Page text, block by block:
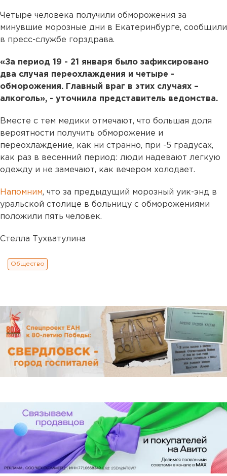
Четыре человека получили обморожения за
минувшие морозные дни в Екатеринбурге, сообщили
в пресс-службе горздрава.
«За период 19 - 21 января было зафиксировано
два случая переохлаждения и четыре -
обморожения. Главный враг в этих случаях –
алкоголь», - уточнила представитель ведомства.
Вместе с тем медики отмечают, что большая доля
вероятности получить обморожение и
переохлаждение, как ни странно, при -5 градусах,
как раз в весенний период: люди надевают легкую
одежду и не замечают, как вечером холодает.
Напомним, что за предыдущий морозный уик-энд в
уральской столице в больницу с обморожениями
положили пять человек.
Стелла Тухватулина
Общество